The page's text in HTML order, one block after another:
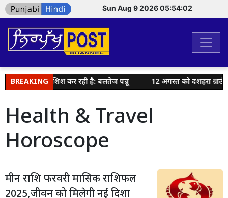
Sun Aug 9 2026 05:54:03
BREAKING
करने की कोशिश कर रही है: बलतेज पन्नू 12 अगस्त को दशहरा
Health & Travel
Horoscope
मीन राशि फरवरी मासिक राशिफल
2025,जीवन को मिलेगी नई दिशा